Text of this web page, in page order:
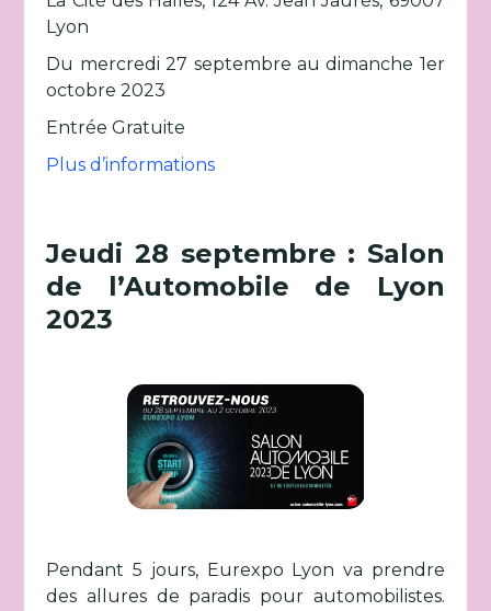
Lyon
Du mercredi 27 septembre au dimanche 1er
octobre 2023
Entrée Gratuite
Plus d’informations
Jeudi 28 septembre : Salon
de l’Automobile de Lyon
2023
Pendant 5 jours, Eurexpo Lyon va prendre
des allures de paradis pour automobilistes.